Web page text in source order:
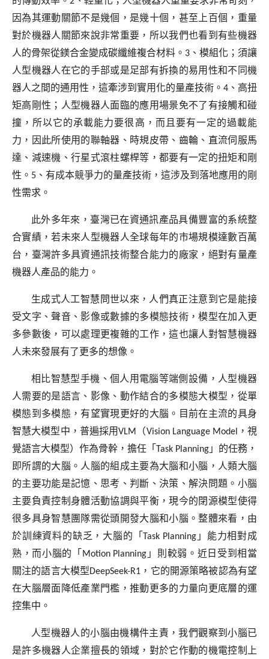
因為其運動關節不是幾個，是幾十個，甚至上百個，重量
對於機器人關節來說非常重要，所以我們也看到有些機器
人的骨架從鎂合金變成碳纖維複合材料。 3 、模組化；須讓
人型機器人在它的手部或是足部有拆換的易用性和不同機
器人之間的通用性，這牽涉到實用化的量產技術。 4 、高扭
矩高剛性；人型機器人面臨的應用場景免不了有接觸和碰
撞，所以它的承載能力要很高，而且要有一定的過載能
力，因此所使用的聯軸器、時規皮帶、齒輪、直流伺服馬
達、減速機、行星式滾柱螺桿等，都要有一定的扭矩和剛
性。 5 、有成本競爭力的量產技術，這涉及到落地應用的剛
性需求。
此外多年來，臺灣已在資通訊產品具備豐富的系統整
合實績，若未來人型機器人全球每年的市場規模達數百萬
台，臺灣許多具資通訊技術整合能力的廠家，絕對有量產
機器人產品的能力。
生成式人工智慧問世以來，人們真正注意到它是能接
受文字、聲音、影像或數據的多模態技術，模型在加入更
多參數後，可以處理更複雜的工作，這也讓人對智慧機器
人未來發展有了更多的想像。
相比智慧型手機、個人用電腦等端側設備，人型機器
人需要的是語言、影像、動作結合的多模態大模型，從單
模態到多模態，有望實現更好的大腦。目前在主流的具身
智慧大模型中，普遍採用VLM （Vision Language Model
，視
覺語言大模型）作為骨幹，擔任「 Task Planning 」的任務，
即所謂的大腦。人腦的組成主要為大腦和小腦，人類大腦
的主要功能是記憶、思考、判斷、決策、解決問題。小腦
主要負責控制身體活動協調與平衡，現今的閉源模型使得
很多具身智慧團隊需從頭開發大腦和小腦。整體來看，由
於訓練資料的缺乏，大腦的「 Task Planning 」能力相對成
熟，而小腦的「 Motion Planning 」則較弱。近日受到相當
關注的語言大模型DeepSeek-R1 ，它的開源策略被認為有望
在大腦層面降低產業門檻，推動更多的力量向更底層的運
控集中。
人型機器人的小腦由機構件主責，我們觀察到小腦已
是許多機器人企業擅長的領域，對於它作動的機電控制上